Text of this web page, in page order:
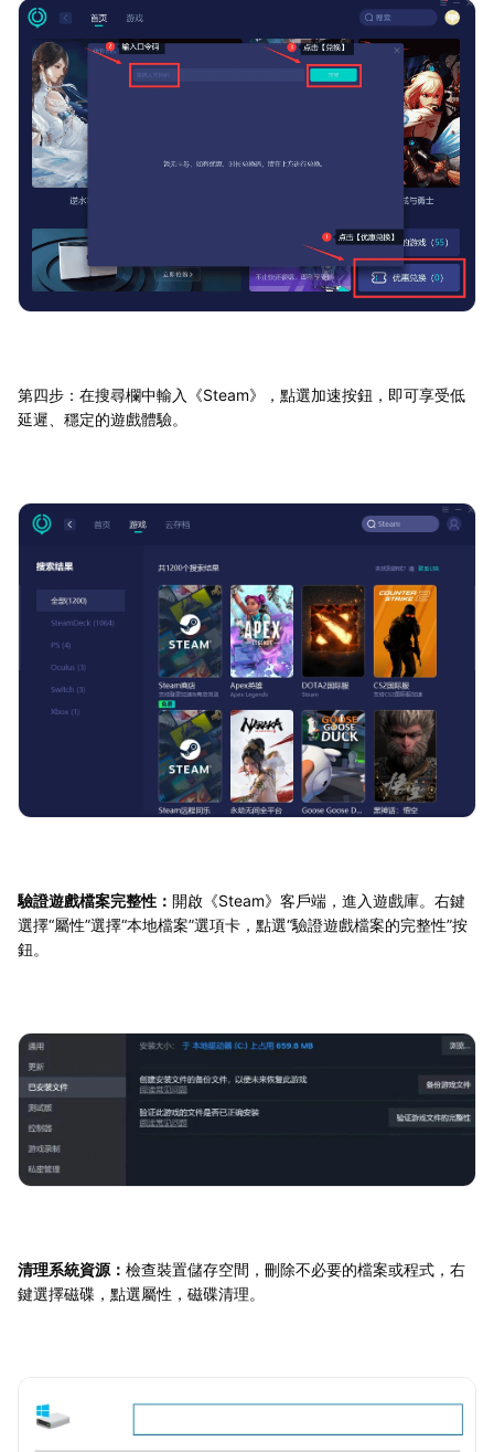
第四步：在搜尋欄中輸入《Steam》，點選加速按鈕，即可享受低
延遲、穩定的遊戲體驗。
驗證遊戲檔案完整性： 開啟《Steam》客戶端，進入遊戲庫。右鍵
選擇“屬性”選擇“本地檔案”選項卡，點選“驗證遊戲檔案的完整性”按
鈕。
清理系統資源： 檢查裝置儲存空間，刪除不必要的檔案或程式，右
鍵選擇磁碟，點選屬性，磁碟清理。